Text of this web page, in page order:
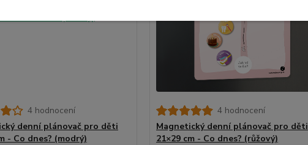
4 hodnocení
denní plánovač pro děti
- Co dnes? (modrý)
4 hodnocení
Magnetický denní plánovač pro děti
21×29 cm - Co dnes? (růžový)